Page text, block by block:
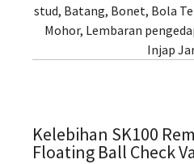
stud, Batang, Bonet, Bola
Mohor, Lembaran
Injap
Kelebihan SK100
Floating Ball Check